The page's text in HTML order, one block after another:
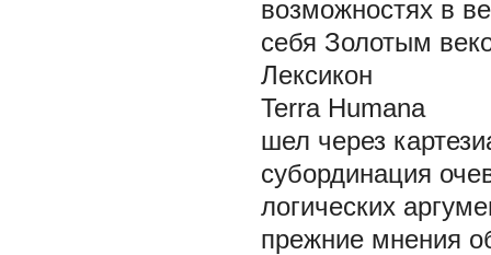
возможностях в
себя Золотым
Лексикон
Terra Humana
шел через
субординация
логических
прежние мнения